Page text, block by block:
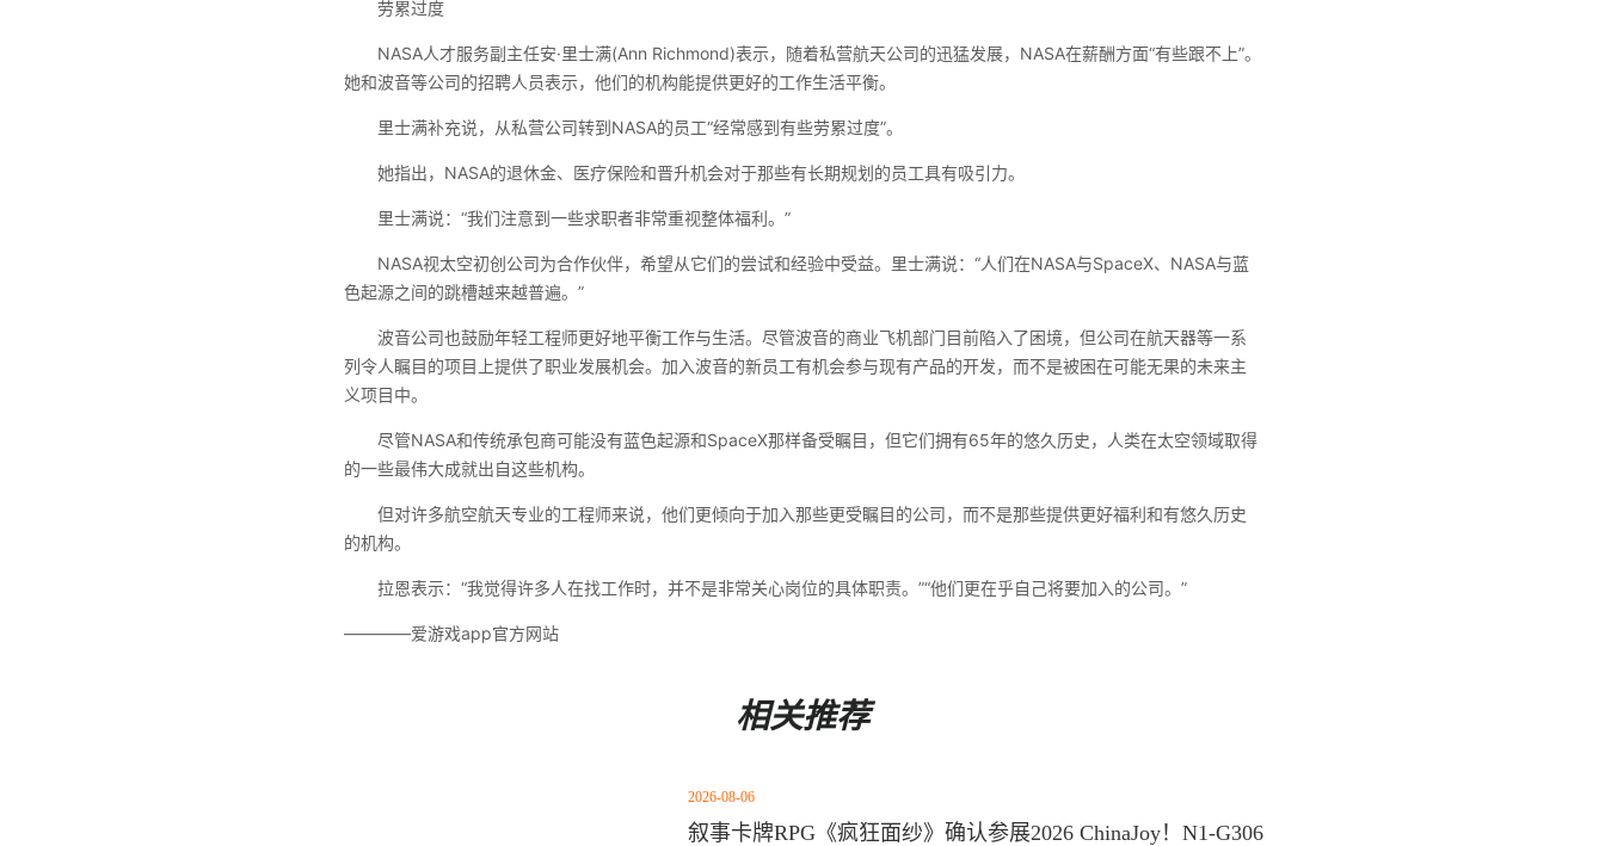
劳累过度
NASA人才服务副主任安·里士满(Ann Richmond)表示，随着私营航天公司的迅猛发展，NASA在薪酬方面“有些跟不上”。
她和波音等公司的招聘人员表示，他们的机构能提供更好的工作生活平衡。
里士满补充说，从私营公司转到NASA的员工“经常感到有些劳累过度”。
她指出，NASA的退休金、医疗保险和晋升机会对于那些有长期规划的员工具有吸引力。
里士满说：“我们注意到一些求职者非常重视整体福利。”
NASA视太空初创公司为合作伙伴，希望从它们的尝试和经验中受益。里士满说：“人们在NASA与SpaceX、NASA与蓝
色起源之间的跳槽越来越普遍。”
波音公司也鼓励年轻工程师更好地平衡工作与生活。尽管波音的商业飞机部门目前陷入了困境，但公司在航天器等一系
列令人瞩目的项目上提供了职业发展机会。加入波音的新员工有机会参与现有产品的开发，而不是被困在可能无果的未来主
义项目中。
尽管NASA和传统承包商可能没有蓝色起源和SpaceX那样备受瞩目，但它们拥有65年的悠久历史，人类在太空领域取得
的一些最伟大成就出自这些机构。
但对许多航空航天专业的工程师来说，他们更倾向于加入那些更受瞩目的公司，而不是那些提供更好福利和有悠久历史
的机构。
拉恩表示：“我觉得许多人在找工作时，并不是非常关心岗位的具体职责。”“他们更在乎自己将要加入的公司。”
————爱游戏app官方网站
相关推荐
2026-08-06
叙事卡牌RPG《疯狂面纱》确认参展2026 ChinaJoy！N1-G306